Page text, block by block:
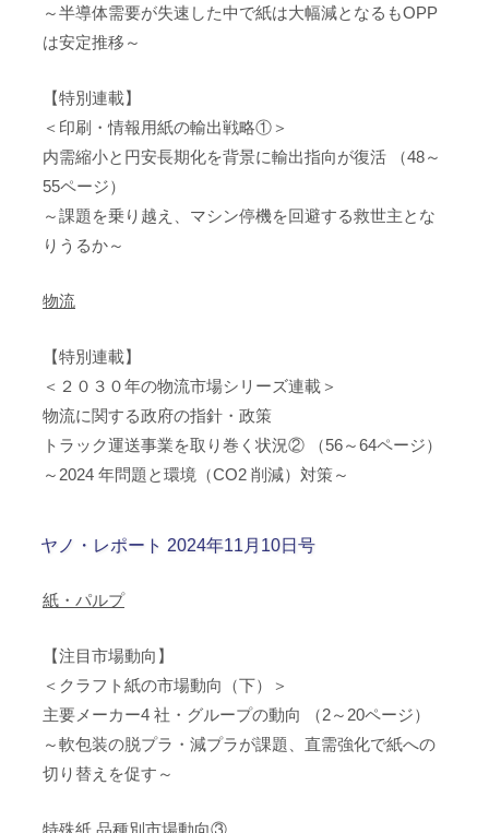
～半導体需要が失速した中で紙は大幅減となるもOPP
は安定推移～
【特別連載】
＜印刷・情報用紙の輸出戦略①＞
内需縮小と円安長期化を背景に輸出指向が復活 （48～
55ページ）
～課題を乗り越え、マシン停機を回避する救世主とな
りうるか～
物流
【特別連載】
＜２０３０年の物流市場シリーズ連載＞
物流に関する政府の指針・政策
トラック運送事業を取り巻く状況② （56～64ページ）
～2024 年問題と環境（CO2 削減）対策～
ヤノ・レポート 2024年11月10日号
紙・パルプ
【注目市場動向】
＜クラフト紙の市場動向（下）＞
主要メーカー4 社・グループの動向 （2～20ページ）
～軟包装の脱プラ・減プラが課題、直需強化で紙への
切り替えを促す～
特殊紙 品種別市場動向③